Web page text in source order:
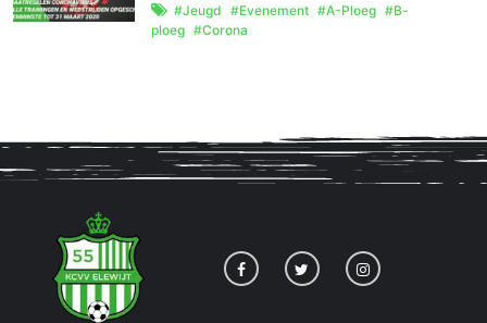
#Jeugd #Evenement #A-Ploeg #B-
ploeg #Corona